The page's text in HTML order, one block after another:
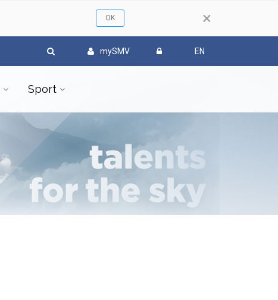
×
mySMV EN
Sport